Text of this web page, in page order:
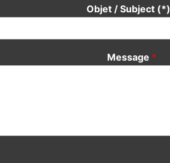
Objet / Subject (*)
Message *